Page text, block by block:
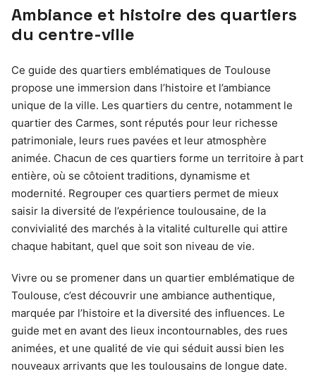
Ambiance et histoire des quartiers
du centre-ville
Ce guide des quartiers emblématiques de Toulouse
propose une immersion dans l’histoire et l’ambiance
unique de la ville. Les quartiers du centre, notamment le
quartier des Carmes, sont réputés pour leur richesse
patrimoniale, leurs rues pavées et leur atmosphère
animée. Chacun de ces quartiers forme un territoire à part
entière, où se côtoient traditions, dynamisme et
modernité. Regrouper ces quartiers permet de mieux
saisir la diversité de l’expérience toulousaine, de la
convivialité des marchés à la vitalité culturelle qui attire
chaque habitant, quel que soit son niveau de vie.
Vivre ou se promener dans un quartier emblématique de
Toulouse, c’est découvrir une ambiance authentique,
marquée par l’histoire et la diversité des influences. Le
guide met en avant des lieux incontournables, des rues
animées, et une qualité de vie qui séduit aussi bien les
nouveaux arrivants que les toulousains de longue date.